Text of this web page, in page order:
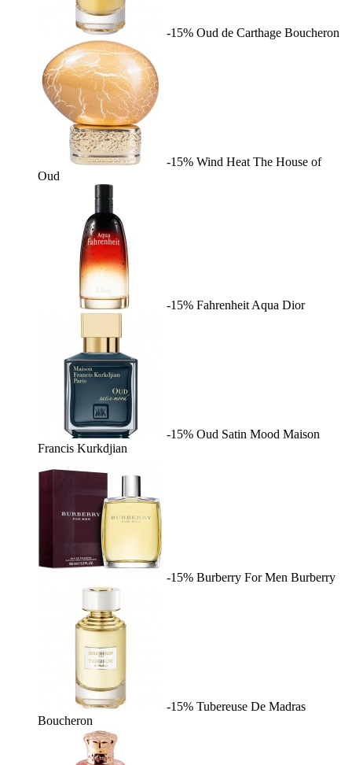
-15% Oud de Carthage Boucheron
-15% Wind Heat The House of
Oud
-15% Fahrenheit Aqua Dior
-15% Oud Satin Mood Maison
Francis Kurkdjian
-15% Burberry For Men Burberry
-15% Tubereuse De Madras
Boucheron